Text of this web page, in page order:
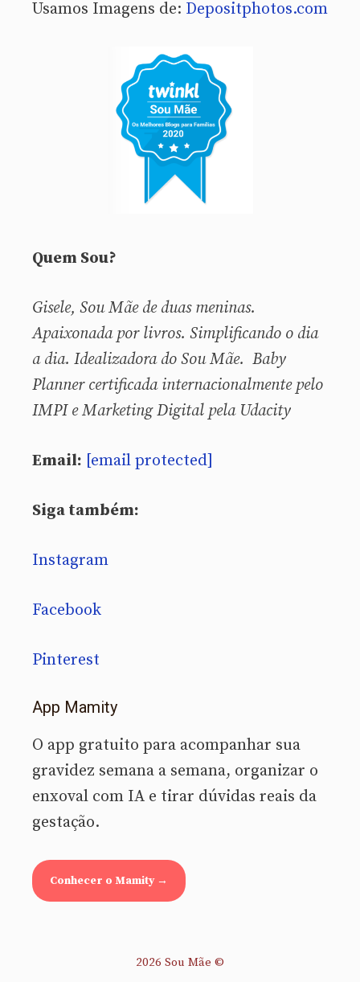
Usamos Imagens de: Depositphotos.com
Quem Sou?
Gisele, Sou Mãe de duas meninas.
Apaixonada por livros. Simplificando o dia
a dia. Idealizadora do Sou Mãe. Baby
Planner certificada internacionalmente pelo
IMPI e Marketing Digital pela Udacity
Email: [email protected]
Siga também:
Instagram
Facebook
Pinterest
App Mamity
O app gratuito para acompanhar sua
gravidez semana a semana, organizar o
enxoval com IA e tirar dúvidas reais da
gestação.
Conhecer o Mamity →
2026 Sou Mãe ©